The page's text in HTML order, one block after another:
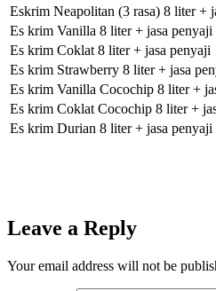
Eskrim Neapolitan (3 rasa) 8 liter +
Es krim Vanilla 8 liter + jasa penyaji
Es krim Coklat 8 liter + jasa penyaji
Es krim Strawberry 8 liter + jasa
Es krim Vanilla Cocochip 8 liter +
Es krim Coklat Cocochip 8 liter +
Es krim Durian 8 liter + jasa penyaji
Leave a Reply
Your email address will not be